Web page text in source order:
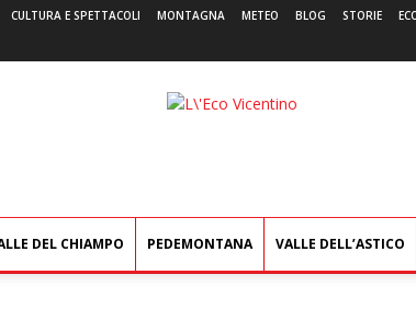
CULTURA E SPETTACOLI MONTAGNA METEO BLOG STORIE
L'Eco
DEL CHIAMPO PEDEMONTANA VALLE DELL’ASTICO